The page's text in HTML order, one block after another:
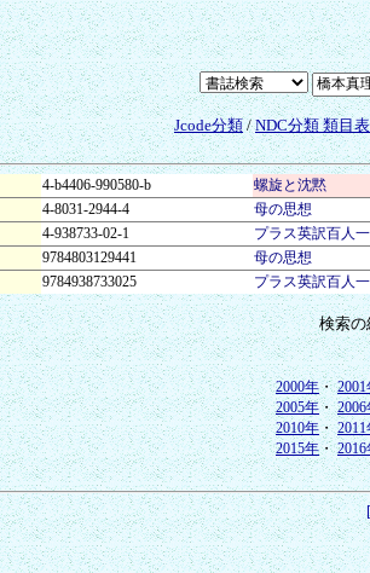
Jcode分類/NDC分類 類目
4-b4406-990580-b
螺旋と沈黙
4-8031-2944-4
母の思想
4-938733-02-1
プラス英訳百人
9784803129441
母の思想
9784938733025 プラス英訳百人
検索
2000年・2001
2005年・2006
2010年・2011
2015年・2016